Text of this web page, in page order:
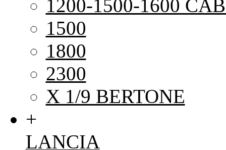
1200-1500-1600
1500
1800
2300
X 1/9 BERTONE
+
LANCIA